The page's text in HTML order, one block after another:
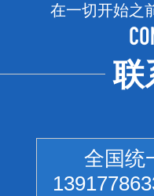
在一切开始之
联
全国统